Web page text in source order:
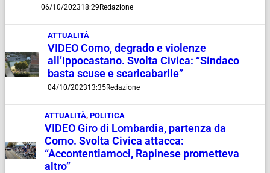
06/10/202318:29Redazione
ATTUALITÀ
VIDEO Como, degrado e violenze
all’Ippocastano. Svolta Civica: “Sindaco
basta scuse e scaricabarile”
04/10/202313:35Redazione
ATTUALITÀ, POLITICA
VIDEO Giro di Lombardia, partenza da
Como. Svolta Civica attacca:
“Accontentiamoci, Rapinese prometteva
altro”